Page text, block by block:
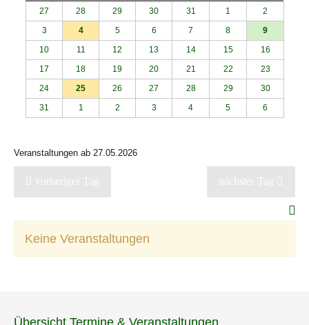
27
28 29 30 31 1
2
3
4 5 6 7 8
9
10
11 12 13 14 15
16
17
18 19 20 21 22
23
24
25 26 27 28 29
30
31
1 2 3 4 5 6
Veranstaltungen ab 27.05.2026
vorheriger Tag nächster Tag
Keine Veranstaltungen
Übersicht Termine & Veranstaltungen